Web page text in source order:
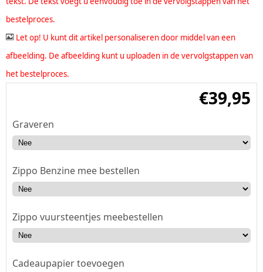
bestelproces.
Let op! U kunt dit artikel personaliseren door middel van een
afbeelding. De afbeelding kunt u uploaden in de vervolgstappen van
het bestelproces.
€39,95
Graveren
Zippo Benzine mee bestellen
Zippo vuursteentjes meebestellen
Cadeaupapier toevoegen